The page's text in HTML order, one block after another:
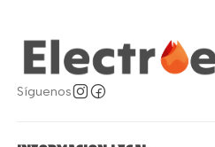
Síguenos